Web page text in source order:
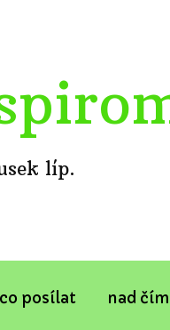
líp.
co posílat nad